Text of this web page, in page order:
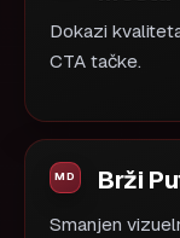
Dokazi
CTA tačke.
Brži
Smanjen